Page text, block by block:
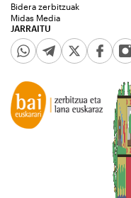
JARRAITU
Bidera zerbitzuak
Midas Media